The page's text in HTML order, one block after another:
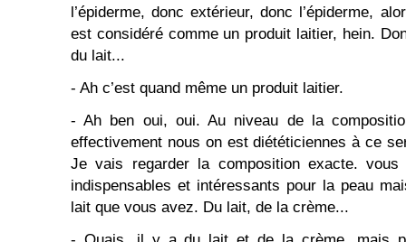
l’épiderme, donc extérieur, donc l’épiderme,
est considéré comme un produit laitier, hein.
du lait...
- Ah c’est quand même un produit laitier.
- Ah ben oui, oui. Au niveau de la
effectivement nous on est diététiciennes à ce
Je vais regarder la composition exacte.
indispensables et intéressants pour la peau
lait que vous avez. Du lait, de la crème...